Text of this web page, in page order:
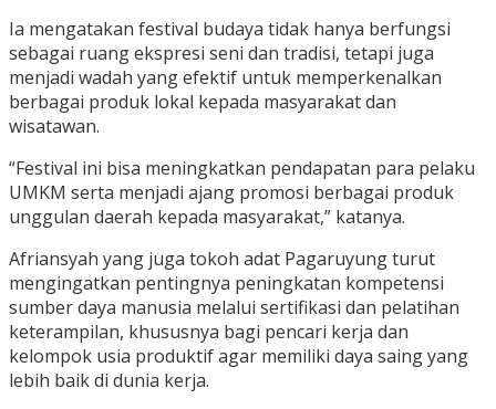
Ia mengatakan festival budaya tidak hanya berfungsi
sebagai ruang ekspresi seni dan tradisi, tetapi juga
menjadi wadah yang efektif untuk memperkenalkan
berbagai produk lokal kepada masyarakat dan
wisatawan.
“Festival ini bisa meningkatkan pendapatan para pelaku
UMKM serta menjadi ajang promosi berbagai produk
unggulan daerah kepada masyarakat,” katanya.
Afriansyah yang juga tokoh adat Pagaruyung turut
mengingatkan pentingnya peningkatan kompetensi
sumber daya manusia melalui sertifikasi dan pelatihan
keterampilan, khususnya bagi pencari kerja dan
kelompok usia produktif agar memiliki daya saing yang
lebih baik di dunia kerja.